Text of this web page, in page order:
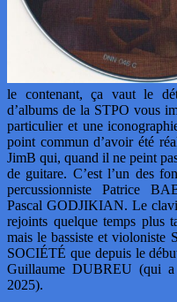
le contenant, ça vaut le
d’albums de la STPO vous
particulier et une
point commun d’avoir été
JimB qui, quand il ne peint
de guitare. C’est l’un des
percussionniste Patrice
Pascal GODJIKIAN. Le
rejoints quelque temps plus
mais le bassiste et violoniste
SOCIÉTÉ que depuis le
Guillaume DUBREU (qui a
2025).